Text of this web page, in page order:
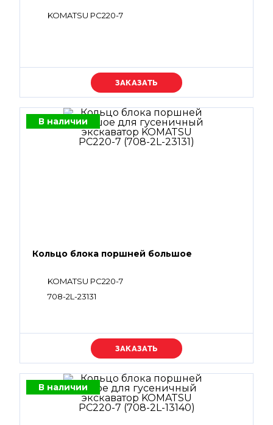
KOMATSU PC220-7
Уточняйте цену
В наличии
Кольцо блока поршней большое
KOMATSU PC220-7
708-2L-23131
Уточняйте цену
В наличии